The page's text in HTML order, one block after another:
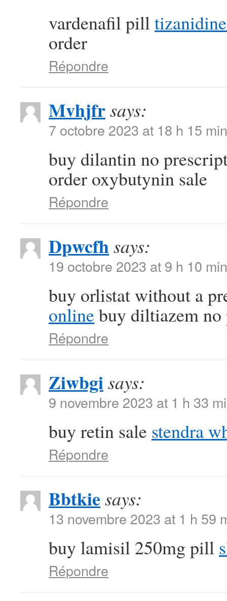
vardenafil pill
order
Répondre
Mvhjfrsays:
7 octobre 2023 at 18 h 15 min
buy dilantin no
order oxybutynin sale
Répondre
Dpwcfhsays:
19 octobre 2023 at 9 h 10 min
buy orlistat without a
online buy diltiazem
Répondre
Ziwbgisays:
9 novembre 2023 at 1 h 33
buy retin sale stendra
Répondre
Bbtkie says:
13 novembre 2023 at 1 h 59
buy lamisil 250mg pill
Répondre